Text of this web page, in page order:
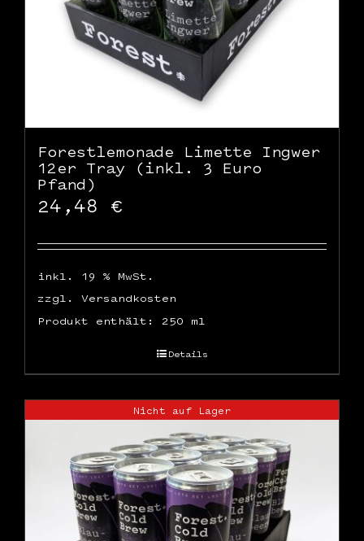
Forestlemonade Limette Ingwer
12er Tray (inkl. 3 Euro
Pfand)
24,48 €
inkl. 19 % MwSt.
zzgl. Versandkosten
Produkt enthält: 250 ml
Details
Nicht auf Lager